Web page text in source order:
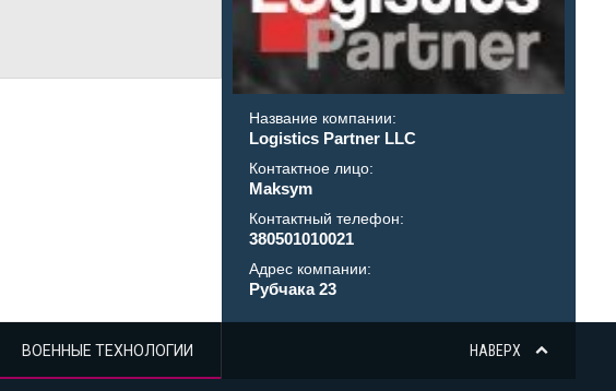
Название компании:
Logistics Partner LLC
Контактное лицо:
Maksym
Контактный телефон:
380501010021
Адрес компании:
Рубчака 23
НАВЕРХ
ВОЕННЫЕ ТЕХНОЛОГИИ